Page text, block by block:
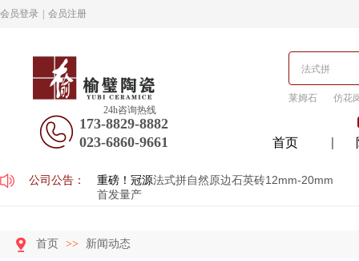
莱姆石
仿花
24h咨询热线
173-8829-8882
023-6860-9661
首页
会员登录 会员注册
公司公告： 重磅！冠源法式拼自然原边石英砖12mm-20mm
首发量产
首页 >> 新闻动态